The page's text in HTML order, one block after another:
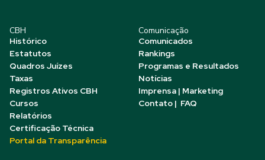
CBH
Histórico
Estatutos
Quadros Juízes
Taxas
Registros Ativos CBH
Cursos
Relatórios
Certificação Técnica
Portal da Transparência
Comunicação
Comunicados
Rankings
Programas e Resultados
Notícias
Imprensa | Marketing
Contato | FAQ